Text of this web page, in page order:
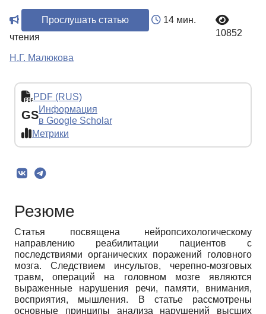
Прослушать статью
14 мин.
чтения
10852
Н.Г. Малюкова
PDF (RUS)
GSИнформация
в Google Scholar
Метрики
Резюме
Статья посвящена нейропсихологическому
направлению реабилитации пациентов с
последствиями органических поражений головного
мозга. Следствием инсультов, черепно-мозговых
травм, операций на головном мозге являются
выраженные нарушения речи, памяти, внимания,
восприятия, мышления. В статье рассмотрены
основные принципы анализа нарушений высших